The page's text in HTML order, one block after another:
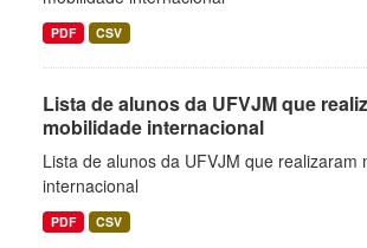
PDF CSV
Lista de alunos da UFVJM que
mobilidade internacional
Lista de alunos da UFVJM que realizaram
internacional
PDF CSV